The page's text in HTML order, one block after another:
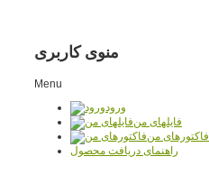
منوی کاربری
Menu
ورود
فایلهای من
فاکتورهای من
راهنمای دریافت محصول